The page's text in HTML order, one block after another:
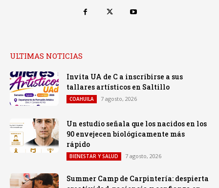
ULTIMAS NOTICIAS
Invita UA de C a inscribirse a sus
tallares artísticos en Saltillo
COAHUILA 7 agosto, 2026
Un estudio señala que los nacidos en los
90 envejecen biológicamente más
rápido
BIENESTAR Y SALUD 7 agosto, 2026
Summer Camp de Carpintería: despierta